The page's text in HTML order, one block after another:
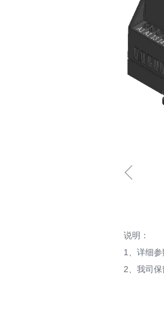
ꁆ
说明：
1、详细
2、我司